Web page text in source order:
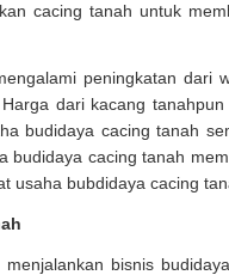
cacing tanah untuk
peningkatan
dari kacang
budidaya cacing tanah
budidaya cacing tanah
usaha bubdidaya cacing
bisnis